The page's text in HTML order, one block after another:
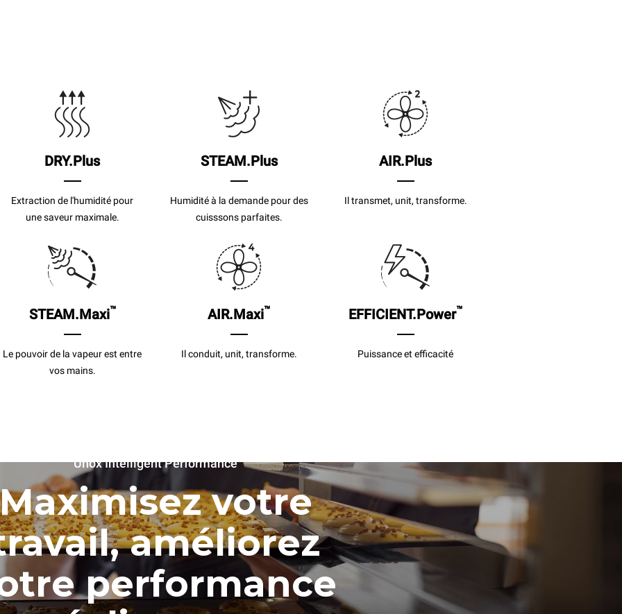
DRY.Plus
Extraction de l'humidité pour
une saveur maximale.
STEAM.Plus
Humidité à la demande pour des
cuisssons parfaites.
AIR.Plus
Il transmet, unit, transforme.
STEAM.Maxi™
Le pouvoir de la vapeur est entre
vos mains.
AIR.Maxi™
Il conduit, unit, transforme.
EFFICIENT.Power™
Puissance et efficacité
Unox Intelligent Performance
votre
améliorez
performance